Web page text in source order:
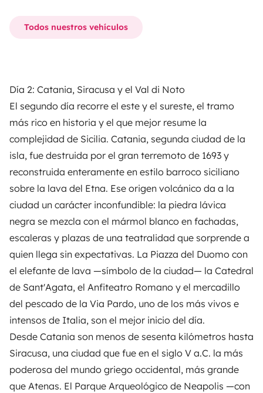
Todos nuestros vehículos
Día 2: Catania, Siracusa y el Val di Noto
El segundo día recorre el este y el sureste, el tramo
más rico en historia y el que mejor resume la
complejidad de Sicilia. Catania, segunda ciudad de la
isla, fue destruida por el gran terremoto de 1693 y
reconstruida enteramente en estilo barroco siciliano
sobre la lava del Etna. Ese origen volcánico da a la
ciudad un carácter inconfundible: la piedra lávica
negra se mezcla con el mármol blanco en fachadas,
escaleras y plazas de una teatralidad que sorprende a
quien llega sin expectativas. La Piazza del Duomo con
el elefante de lava —símbolo de la ciudad— la Catedral
de Sant'Agata, el Anfiteatro Romano y el mercadillo
del pescado de la Via Pardo, uno de los más vivos e
intensos de Italia, son el mejor inicio del día.
Desde Catania son menos de sesenta kilómetros hasta
Siracusa, una ciudad que fue en el siglo V a.C. la más
poderosa del mundo griego occidental, más grande
que Atenas. El Parque Arqueológico de Neapolis —con